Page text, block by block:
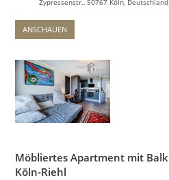
Zypressenstr., 50767 Köln, Deutschland
ANSCHAUEN
Möbliertes Apartment mit
Köln-Riehl